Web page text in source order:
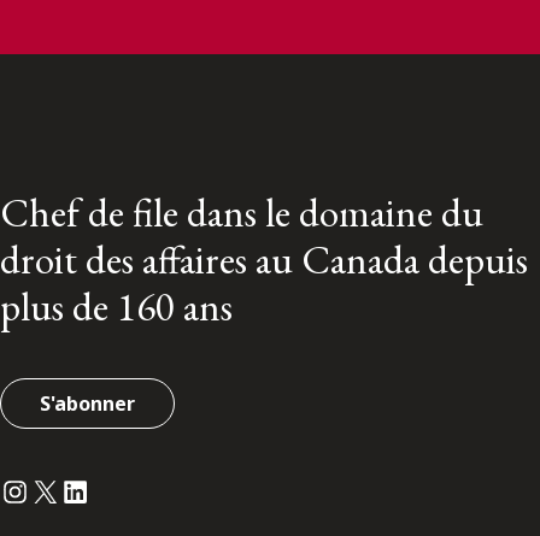
Chef de file dans le domaine du
droit des affaires au Canada depuis
plus de 160 ans
S'abonner
Instagram
Twitter
LinkedIn